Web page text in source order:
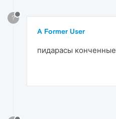
?
A Former User
пидарасы конченные